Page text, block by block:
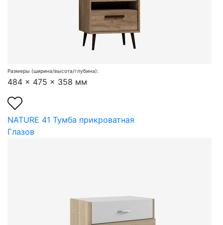
Размеры (ширина/высота/глубина):
484 x 475 x 358 мм
NATURE 41 Тумба прикроватная
Глазов